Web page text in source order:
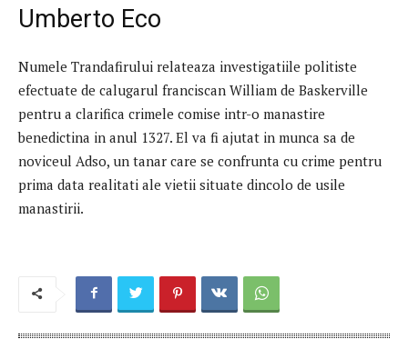
Umberto Eco
Numele Trandafirului relateaza investigatiile politiste
efectuate de calugarul franciscan William de Baskerville
pentru a clarifica crimele comise intr-o manastire
benedictina in anul 1327. El va fi ajutat in munca sa de
noviceul Adso, un tanar care se confrunta cu crime pentru
prima data realitati ale vietii situate dincolo de usile
manastirii.